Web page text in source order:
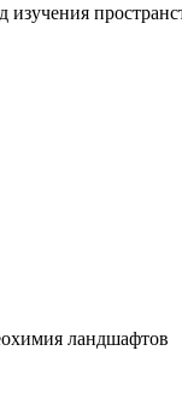
изучения
ландшафтов